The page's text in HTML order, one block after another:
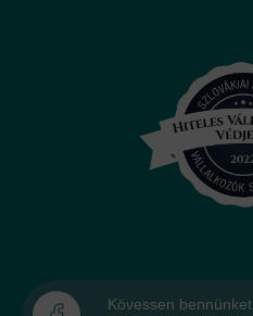
Kövessen bennünket